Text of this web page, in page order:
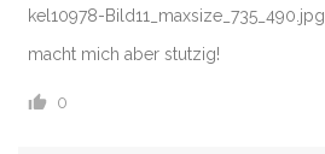
kel10978-Bild11_maxsize_735_490.jpg
macht mich aber stutzig!
0